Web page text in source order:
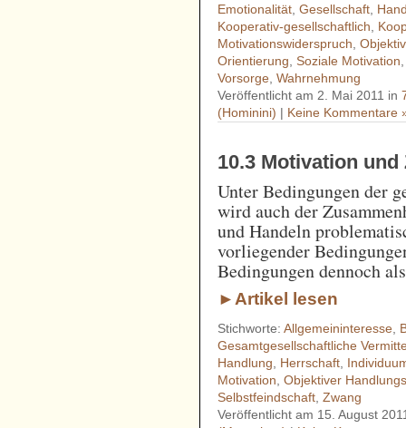
Emotionalität ,Gesellschaft
Kooperativ-gesellschaftlich
Motivationswiderspruch ,
Orientierung ,Soziale Motivation
Vorsorge ,Wahrnehmung
Veröffentlicht am 2. Mai 2011 in
(Hominini) | Keine Kommentare
10.3 Motivation und
Unter Bedingungen der
wird auch der
und Handeln
vorliegender
Bedingungen dennoch
►Artikel lesen
Stichworte:Allgemeininteresse
Gesamtgesellschaftliche
Handlung
Herrschaft
Motivation ,Objektiver
Selbstfeindschaft ,Zwang
Veröffentlicht am 15. August